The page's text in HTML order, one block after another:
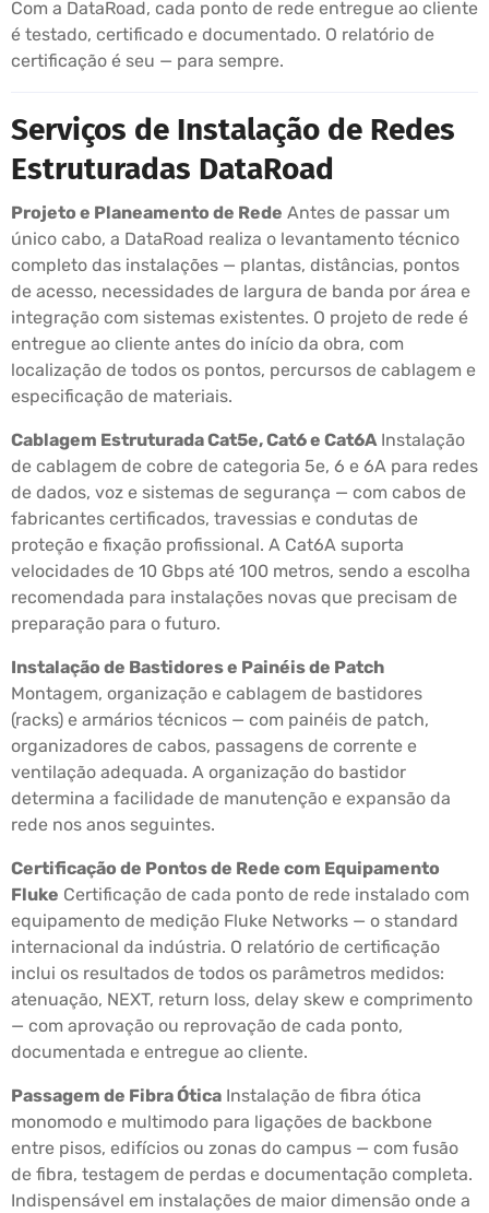
Com a DataRoad, cada ponto de rede entregue ao cliente
é testado, certificado e documentado. O relatório de
certificação é seu — para sempre.
Serviços de Instalação de Redes
Estruturadas DataRoad
Projeto e Planeamento de Rede Antes de passar um
único cabo, a DataRoad realiza o levantamento técnico
completo das instalações — plantas, distâncias, pontos
de acesso, necessidades de largura de banda por área e
integração com sistemas existentes. O projeto de rede é
entregue ao cliente antes do início da obra, com
localização de todos os pontos, percursos de cablagem e
especificação de materiais.
Cablagem Estruturada Cat5e, Cat6 e Cat6A Instalação
de cablagem de cobre de categoria 5e, 6 e 6A para redes
de dados, voz e sistemas de segurança — com cabos de
fabricantes certificados, travessias e condutas de
proteção e fixação profissional. A Cat6A suporta
velocidades de 10 Gbps até 100 metros, sendo a escolha
recomendada para instalações novas que precisam de
preparação para o futuro.
Instalação de Bastidores e Painéis de Patch
Montagem, organização e cablagem de bastidores
(racks) e armários técnicos — com painéis de patch,
organizadores de cabos, passagens de corrente e
ventilação adequada. A organização do bastidor
determina a facilidade de manutenção e expansão da
rede nos anos seguintes.
Certificação de Pontos de Rede com Equipamento
Fluke Certificação de cada ponto de rede instalado com
equipamento de medição Fluke Networks — o standard
internacional da indústria. O relatório de certificação
inclui os resultados de todos os parâmetros medidos:
atenuação, NEXT, return loss, delay skew e comprimento
— com aprovação ou reprovação de cada ponto,
documentada e entregue ao cliente.
Passagem de Fibra Ótica Instalação de fibra ótica
monomodo e multimodo para ligações de backbone
entre pisos, edifícios ou zonas do campus — com fusão
de fibra, testagem de perdas e documentação completa.
Indispensável em instalações de maior dimensão onde a